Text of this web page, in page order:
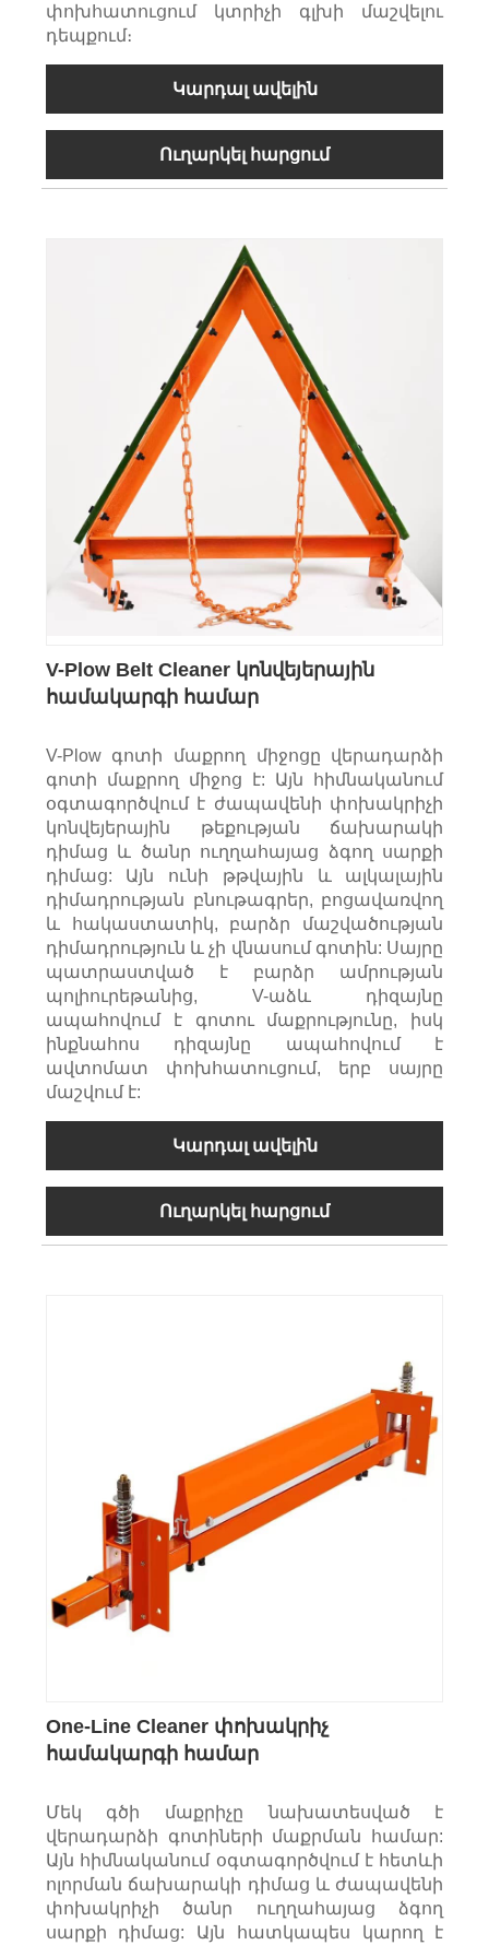
փոխհատուցում կտրիչի գլխի մաշվելու
դեպքում։
Կարդալ ավելին
Ուղարկել հարցում
V-Plow Belt Cleaner կոնվեյերային
համակարգի համար
V-Plow գոտի մաքրող միջոցը վերադարձի
գոտի մաքրող միջոց է: Այն հիմնականում
օգտագործվում է ժապավենի փոխակրիչի
կոնվեյերային թեքության ճախարակի
դիմաց և ծանր ուղղահայաց ձգող սարքի
դիմաց: Այն ունի թթվային և ալկալային
դիմադրության բնութագրեր, բոցավառվող
և հակաստատիկ, բարձր մաշվածության
դիմադրություն և չի վնասում գոտին: Սայրը
պատրաստված է բարձր ամրության
պոլիուրեթանից, V-աձև դիզայնը
ապահովում է գոտու մաքրությունը, իսկ
ինքնահոս դիզայնը ապահովում է
ավտոմատ փոխհատուցում, երբ սայրը
մաշվում է:
Կարդալ ավելին
Ուղարկել հարցում
One-Line Cleaner փոխակրիչ
համակարգի համար
Մեկ գծի մաքրիչը նախատեսված է
վերադարձի գոտիների մաքրման համար:
Այն հիմնականում օգտագործվում է հետևի
ոլորման ճախարակի դիմաց և ժապավենի
փոխակրիչի ծանր ուղղահայաց ձգող
սարքի դիմաց: Այն հատկապես կարող է